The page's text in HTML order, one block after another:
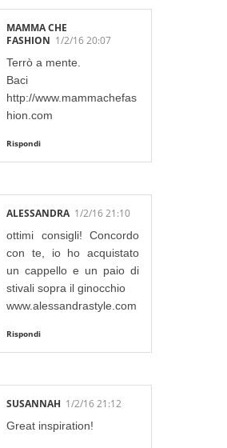
MAMMA CHE
FASHION 1/2/16 20:07
Terrò a mente.
Baci
http://www.mammachefas
hion.com
Rispondi
ALESSANDRA 1/2/16 21:10
ottimi consigli! Concordo
con te, io ho acquistato
un cappello e un paio di
stivali sopra il ginocchio
www.alessandrastyle.com
Rispondi
SUSANNAH 1/2/16 21:12
Great inspiration!